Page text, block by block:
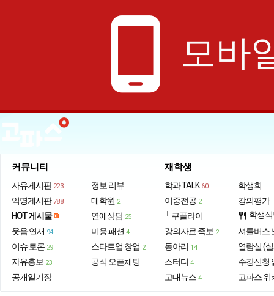
phone_android 모바
커뮤니티
자유게시판 223
익명게시판 788
HOT 게시물
웃음·연재 94
이슈·토론 29
자유홍보 23
공개일기장
정보·리뷰
대학원 2
연애상담 25
미용·패션 4
스타트업·창업 2
공식 오픈채팅
재학생
학과 TALK 60
이중전공 2
└ 쿠플라이
강의자료·족보 2
동아리 14
스터디 4
고대뉴스 4
학생회
강의평가
restaurant 학생
셔틀버스
열람실 (
수강신청
고파스 위